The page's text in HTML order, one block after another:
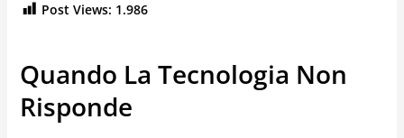
Post Views: 1.986
Quando La Tecnologia Non
Risponde